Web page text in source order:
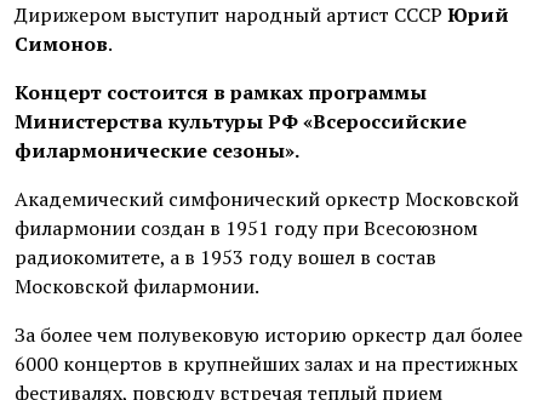
Дирижером выступит народный артист СССР Юрий
Симонов.
Концерт состоится в рамках программы
Министерства культуры РФ «Всероссийские
филармонические сезоны».
Академический симфонический оркестр Московской
филармонии создан в 1951 году при Всесоюзном
радиокомитете, а в 1953 году вошел в состав
Московской филармонии.
За более чем полувековую историю оркестр дал более
6000 концертов в крупнейших залах и на престижных
фестивалях, повсюду встречая теплый прием